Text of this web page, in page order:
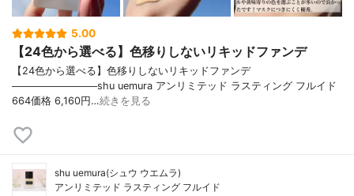
5.00
【24色から選べる】色移りしないリキッドファンデ
【24色から選べる】色移りしないリキッドファンデ
────────────shu uemura アンリミテッド ラスティング フルイド
664価格 6,160円…続きを見る
shu uemura(シュウ ウエムラ)
アンリミテッド ラスティング フルイド